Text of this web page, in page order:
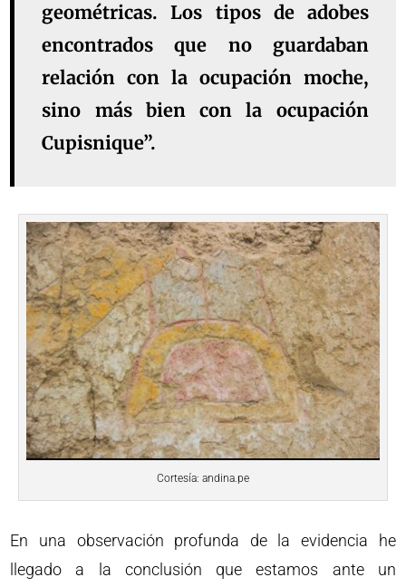
geométricas. Los tipos de adobes
encontrados que no guardaban
relación con la ocupación moche,
sino más bien con la ocupación
Cupisnique”.
Cortesía: andina.pe
En una observación profunda de la evidencia he
llegado a la conclusión que estamos ante un